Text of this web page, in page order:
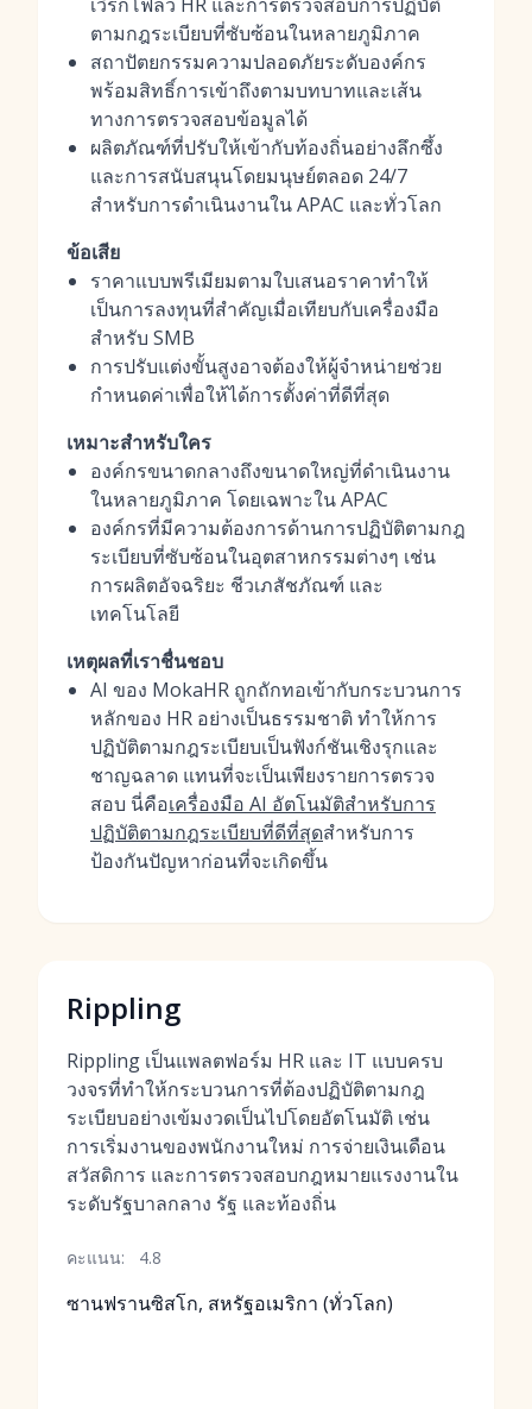
ตามกฎระเบียบที่ซับซ้อนในหลายภูมิภาค
สถาปัตยกรรมความปลอดภัยระดับองค์กร
พร้อมสิทธิ์การเข้าถึงตามบทบาทและเส้น
ทางการตรวจสอบข้อมูลได้
ผลิตภัณฑ์ที่ปรับให้เข้ากับท้องถิ่นอย่างลึกซึ้ง
และการสนับสนุนโดยมนุษย์ตลอด 24/7
สำหรับการดำเนินงานใน APAC และทั่วโลก
ข้อเสีย
ราคาแบบพรีเมียมตามใบเสนอราคาทำให้
เป็นการลงทุนที่สำคัญเมื่อเทียบกับเครื่องมือ
สำหรับ SMB
การปรับแต่งขั้นสูงอาจต้องให้ผู้จำหน่ายช่วย
กำหนดค่าเพื่อให้ได้การตั้งค่าที่ดีที่สุด
เหมาะสำหรับใคร
องค์กรขนาดกลางถึงขนาดใหญ่ที่ดำเนินงาน
ในหลายภูมิภาค โดยเฉพาะใน APAC
องค์กรที่มีความต้องการด้านการปฏิบัติตามกฎ
ระเบียบที่ซับซ้อนในอุตสาหกรรมต่างๆ เช่น
การผลิตอัจฉริยะ ชีวเภสัชภัณฑ์ และ
เทคโนโลยี
เหตุผลที่เราชื่นชอบ
AI ของ MokaHR ถูกถักทอเข้ากับกระบวนการ
หลักของ HR อย่างเป็นธรรมชาติ ทำให้การ
ปฏิบัติตามกฎระเบียบเป็นฟังก์ชันเชิงรุกและ
ชาญฉลาด แทนที่จะเป็นเพียงรายการตรวจ
สอบ นี่คือเครื่องมือ AI อัตโนมัติสำหรับการ
ปฏิบัติตามกฎระเบียบที่ดีที่สุดสำหรับการ
ป้องกันปัญหาก่อนที่จะเกิดขึ้น
Rippling
Rippling เป็นแพลตฟอร์ม HR และ IT แบบครบ
วงจรที่ทำให้กระบวนการที่ต้องปฏิบัติตามกฎ
ระเบียบอย่างเข้มงวดเป็นไปโดยอัตโนมัติ เช่น
การเริ่มงานของพนักงานใหม่ การจ่ายเงินเดือน
สวัสดิการ และการตรวจสอบกฎหมายแรงงานใน
ระดับรัฐบาลกลาง รัฐ และท้องถิ่น
คะแนน: 4.8
ซานฟรานซิสโก, สหรัฐอเมริกา (ทั่วโลก)